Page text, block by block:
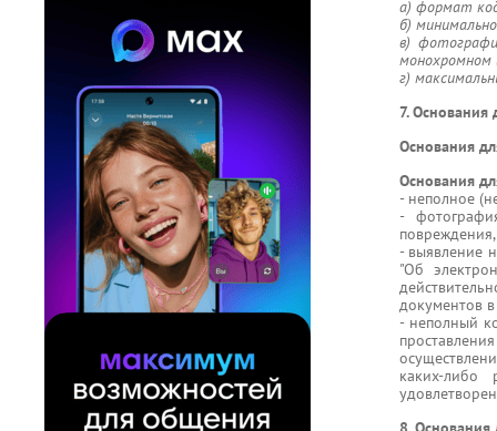
а) формат
б)
в)
монохромном
г)
7. Основания
Основания
Основания
- неполное
-
- выявление
"Об
документов
- неполный
каких-